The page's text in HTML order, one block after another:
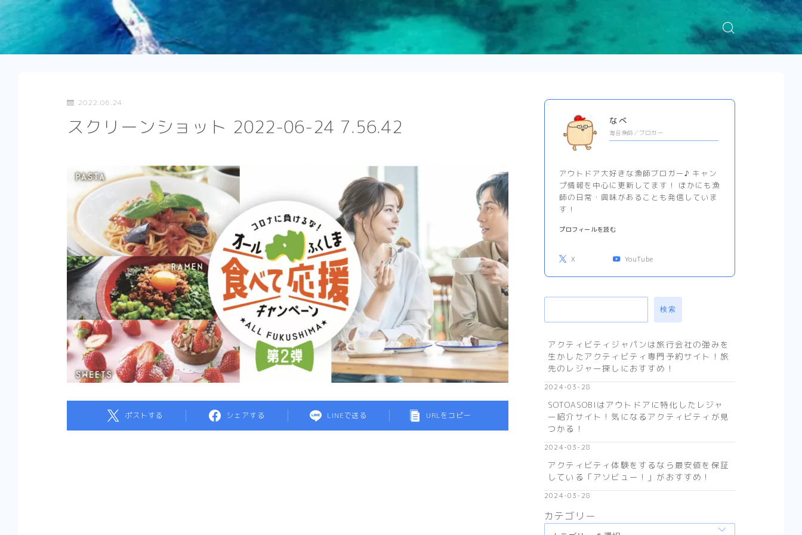
2022.06.24
スクリーンショット 2022-06-24 7.56.42
ポストする シェアする LINEで送る URLをコピー
なべ
海苔漁師／ブロガー
アウトドア大好きな漁師ブロガー♪ キャン
プ情報を中心に更新してます！ ほかにも漁
師の日常・興味があることも発信していま
す！
プロフィールを読む
X YouTube
検索
アクティビティジャパンは旅行会社の強みを
生かしたアクティビティ専門予約サイト！旅
先のレジャー探しにおすすめ！
2024-03-28
SOTOASOBIはアウトドアに特化したレジャ
ー紹介サイト！気になるアクティビティが見
つかる！
2024-03-28
アクティビティ体験をするなら最安値を保証
している「アソビュー！」がおすすめ！
2024-03-28
カテゴリー